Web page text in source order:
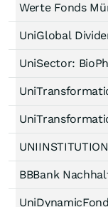
Werte Fonds
UniGlobal
UniSector:
BBBank